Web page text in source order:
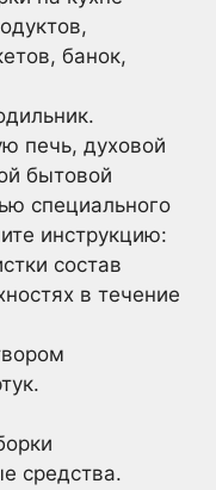
банок,
печь, духовой
бытовой
специального
инструкцию:
состав
в течение
средства.